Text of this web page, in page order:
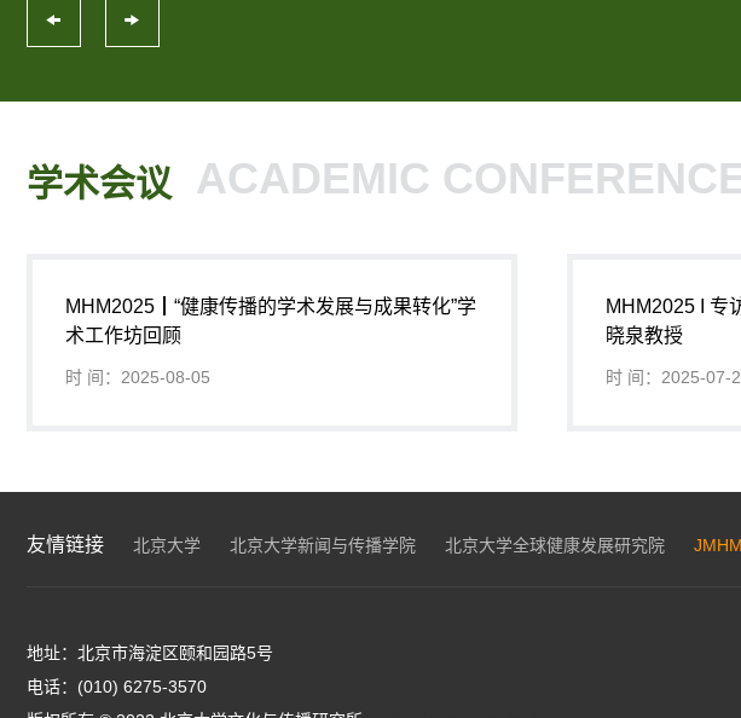
学术会议 ACADEMIC
MHM2025┃“健康传播的学术发展与成果转化”学
术工作坊回顾
时 间：2025-08-05
MHM2025 I 专
晓泉教授
时 间：2025-07-
友情链接 北京大学 北京大学新闻与传播学院 北京大学全球健康发展研究院
地址：北京市海淀区颐和园路5号
电话：(010) 6275-3570